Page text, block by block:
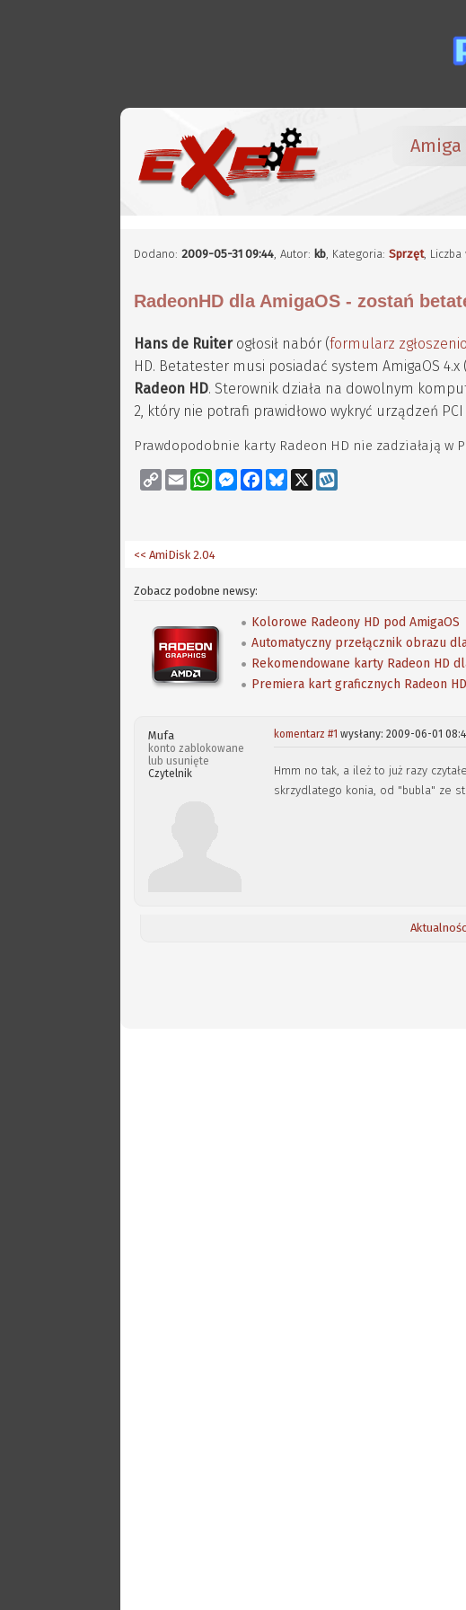
Amiga
Dodano:2009-05-31 09:44,Autor: kb, Kategoria:Sprzęt,
RadeonHD dla AmigaOS - zostań
Hans de Ruiterogłosił nabór (formularz
HD. Betatester musi posiadać system AmigaOS
Radeon HD. Sterownik działa na dowolnym
2, który nie potrafi prawidłowo wykryć urządzeń
Prawdopodobnie karty Radeon HD nie zadziałają w
Copy
Link
Email WhatsAppMessenger
FacebookBluesky
X
<< AmiDisk 2.04
Zobacz podobne newsy:
Kolorowe Radeony HD pod AmigaOS
Automatyczny przełącznik obrazu
Rekomendowane karty Radeon HD
Premiera kart graficznych Radeon
Mufa
konto zablokowane
lub usunięte
Czytelnik
komentarz #1 wysłany: 2009-06-01
Hmm no tak, a ileż to już razy
skrzydlatego konia, od "bubla" ze